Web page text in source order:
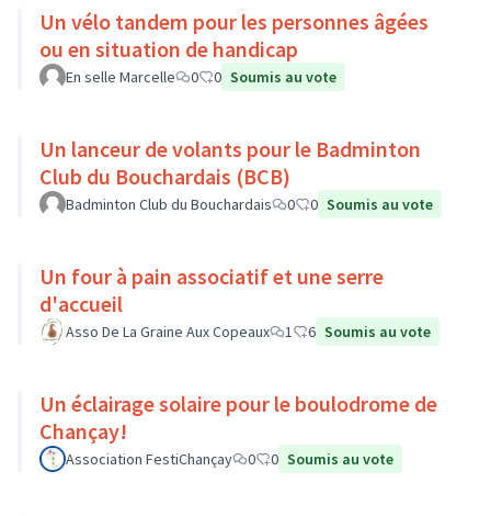
Un vélo tandem pour les personnes âgées
ou en situation de handicap
En selle Marcelle 0 0 Soumis au vote
Un lanceur de volants pour le Badminton
Club du Bouchardais (BCB)
Badminton Club du Bouchardais 0 0 Soumis au vote
Un four à pain associatif et une serre
d'accueil
Asso De La Graine Aux Copeaux 1 6 Soumis au vote
Un éclairage solaire pour le boulodrome de
Chançay!
Association FestiChançay 0 0 Soumis au vote